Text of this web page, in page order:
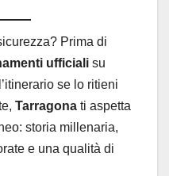
Prima di
ufficiali su
se lo ritieni
Tarragona ti aspetta
storia millenaria,
e una qualità di